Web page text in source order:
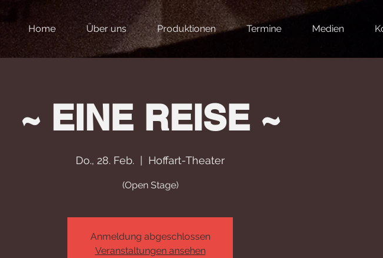
Home Über uns Produktionen Termine Medien
~ EINE REISE ~
Do., 28. Feb. Hoffart-Theater
(Open Stage)
Anmeldung abgeschlossen
Veranstaltungen ansehen